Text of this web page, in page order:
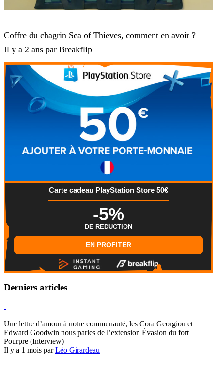
Coffre du chagrin Sea of Thieves, comment en avoir ?
Il y a 2 ans par Breakflip
Carte cadeau PlayStation Store 50€
-5%
DE REDUCTION
EN PROFITER
Derniers articles
Une lettre d’amour à notre communauté, les Cora Georgiou et
Edward Goodwin nous parles de l’extension Évasion du fort
Pourpre (Interview)
Il y a 1 mois parLéo Girardeau